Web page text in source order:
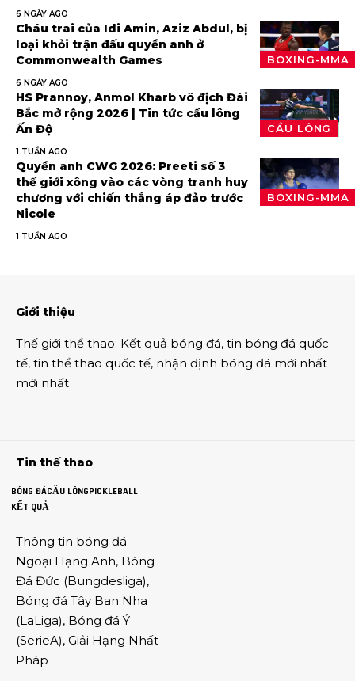
6 NGÀY AGO
BOXING-MMA
Cháu trai của Idi Amin, Aziz Abdul, bị
loại khỏi trận đấu quyền anh ở
Commonwealth Games
6 NGÀY AGO
CẦU LÔNG
HS Prannoy, Anmol Kharb vô địch Đài
Bắc mở rộng 2026 | Tin tức cầu lông
Ấn Độ
1 TUẦN AGO
BOXING-MMA
Quyền anh CWG 2026: Preeti số 3
thế giới xông vào các vòng tranh huy
chương với chiến thắng áp đảo trước
Nicole
1 TUẦN AGO
Giới thiệu
Thế giới thể thao: Kết quả bóng đá, tin bóng đá quốc
tế, tin thể thao quốc tế, nhận định bóng đá mới nhất
mới nhất
Tin thế thao
BÓNG ĐÁCẦU LÔNGPICKLEBALL
KẾT QUẢ
Thông tin bóng đá
Ngoại Hạng Anh, Bóng
Đá Đức (Bungdesliga),
Bóng đá Tây Ban Nha
(LaLiga), Bóng đá Ý
(SerieA), Giải Hạng Nhất
Pháp